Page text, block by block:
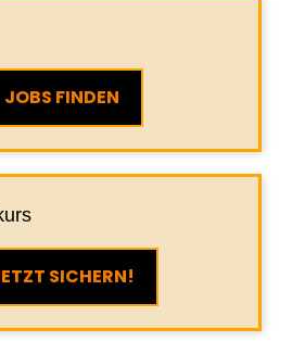
JOBS FINDEN
SICHERN!